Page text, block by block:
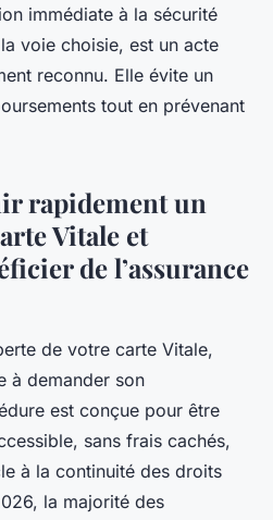
immédiate à la sécurité
voie choisie, est un acte
reconnu. Elle évite un
tout en prévenant
rapidement un
Vitale et
de l’assurance
de votre carte Vitale,
à demander son
est conçue pour être
sans frais cachés,
à la continuité des droits
la majorité des